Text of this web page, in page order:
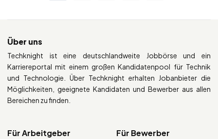
Über uns
Techknight ist eine deutschlandweite Jobbörse und ein
Karriereportal mit einem großen Kandidatenpool für Technik
und Technologie. Über Techknight erhalten Jobanbieter die
Möglichkeiten, geeignete Kandidaten und Bewerber aus allen
Bereichen zu finden.
Für Arbeitgeber Für Bewerber